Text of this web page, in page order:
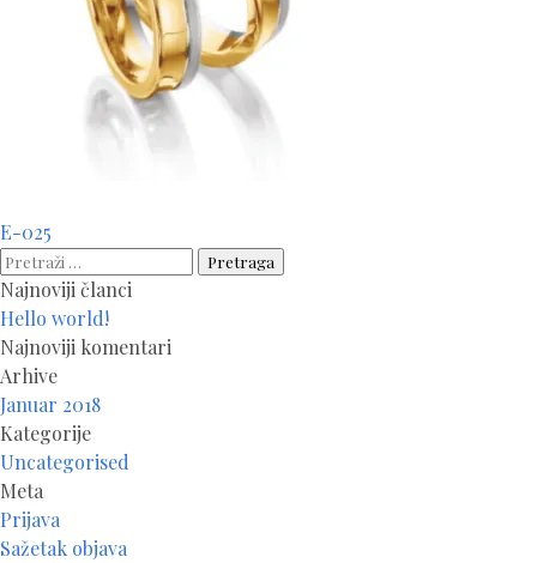
Navigacija
članaka
E-025
Pretraga:
Najnoviji članci
Hello world!
Najnoviji komentari
Arhive
Januar 2018
Kategorije
Uncategorised
Meta
Prijava
Sažetak objava